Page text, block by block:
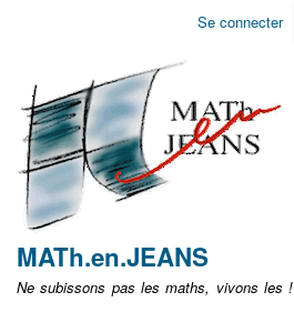
Aller
non
identifié
Se connecter
MATh.en.JEANS
Ne subissons pas les maths, vivons les !